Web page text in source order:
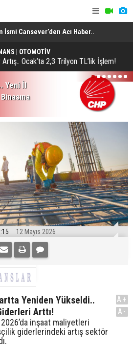
Cansever’den Acı Haber..
| OTOMOTİV
Ocak’ta 2,3 Trilyon TL’lik İşlem!
Yeni İl
1 2 3 4 5 6 7
12 Mayıs 2026
Yeniden Yükseldi..
Arttı!
inşaat maliyetleri
giderlerindeki artış sektör
A+
A-